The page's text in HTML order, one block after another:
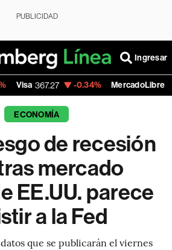
PUBLICIDAD
Ingresar
-0.34% MercadoLibre 1,781.61 -
ECONOMÍA
de recesión
mercado
EE.UU. parece
a la Fed
que se publicarán el viernes